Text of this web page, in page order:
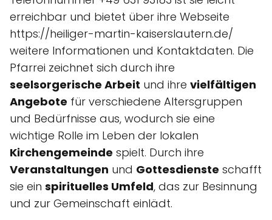
erreichbar und bietet über ihre Webseite
https://heiliger-martin-kaiserslautern.de/
weitere Informationen und Kontaktdaten. Die
Pfarrei zeichnet sich durch ihre
seelsorgerische Arbeit und ihre vielfältigen
Angebote für verschiedene Altersgruppen
und Bedürfnisse aus, wodurch sie eine
wichtige Rolle im Leben der lokalen
Kirchengemeinde spielt. Durch ihre
Veranstaltungen und Gottesdienste schafft
sie ein spirituelles Umfeld, das zur Besinnung
und zur Gemeinschaft einlädt.